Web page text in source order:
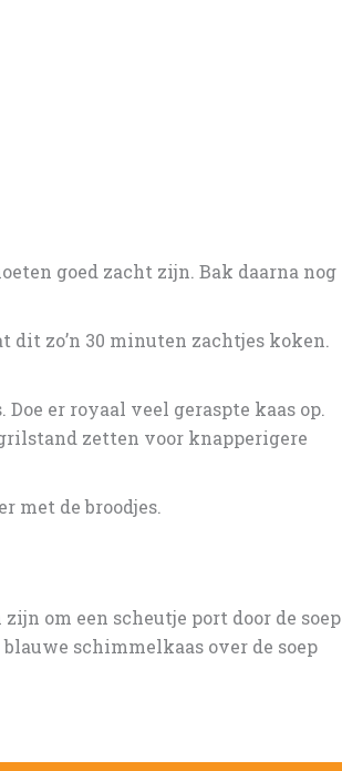
goed zacht zijn. Bak daarna nog
dit zo’n 30 minuten zachtjes koken.
er royaal veel geraspte kaas op.
zetten voor knapperigere
met de broodjes.
om een scheutje port door de soep
schimmelkaas over de soep